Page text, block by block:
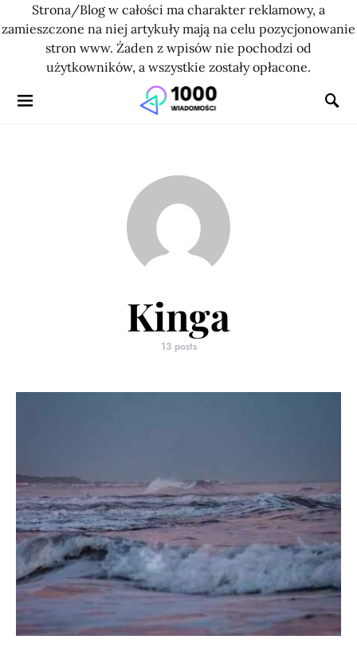
Strona/Blog w całości ma charakter reklamowy, a
zamieszczone na niej artykuły mają na celu pozycjonowanie
stron www. Żaden z wpisów nie pochodzi od
użytkowników, a wszystkie zostały opłacone.
Kinga
13 posts